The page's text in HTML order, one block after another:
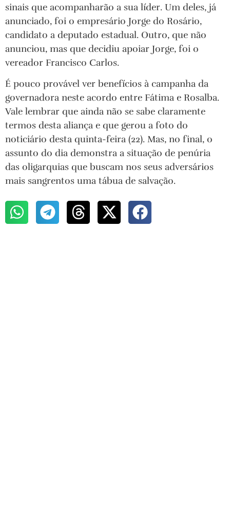
sinais que acompanharão a sua líder. Um deles, já
anunciado, foi o empresário Jorge do Rosário,
candidato a deputado estadual. Outro, que não
anunciou, mas que decidiu apoiar Jorge, foi o
vereador Francisco Carlos.
É pouco provável ver benefícios à campanha da
governadora neste acordo entre Fátima e Rosalba.
Vale lembrar que ainda não se sabe claramente
termos desta aliança e que gerou a foto do
noticiário desta quinta-feira (22). Mas, no final, o
assunto do dia demonstra a situação de penúria
das oligarquias que buscam nos seus adversários
mais sangrentos uma tábua de salvação.